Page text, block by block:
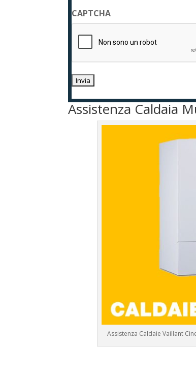
privacy
*
CAPTCHA
Assistenza Caldaia
Assistenza Caldaie Vaillant